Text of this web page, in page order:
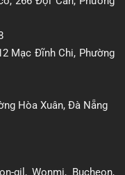
Mạc Đĩnh Chi, Phường
Hòa Xuân, Đà Nẵng
gil, Wonmi, Bucheon,